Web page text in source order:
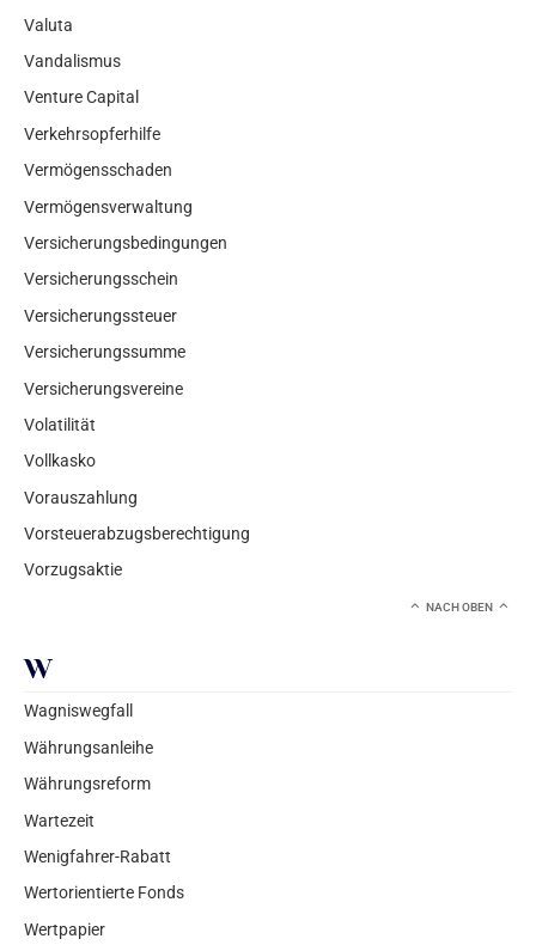
Valuta
Vandalismus
Venture Capital
Verkehrsopferhilfe
Vermögensschaden
Vermögensverwaltung
Versicherungsbedingungen
Versicherungsschein
Versicherungssteuer
Versicherungssumme
Versicherungsvereine
Volatilität
Vollkasko
Vorauszahlung
Vorsteuerabzugsberechtigung
Vorzugsaktie
NACH OBEN
W
Wagniswegfall
Währungsanleihe
Währungsreform
Wartezeit
Wenigfahrer-Rabatt
Wertorientierte Fonds
Wertpapier